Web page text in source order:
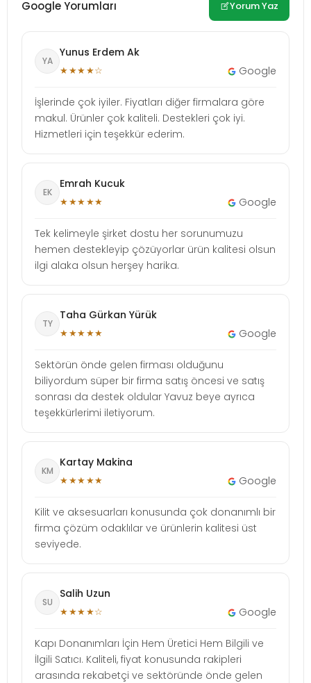
Google Yorumları Yorum Yaz
YA
Yunus Erdem Ak
★★★★☆ Google
İşlerinde çok iyiler. Fiyatları diğer firmalara göre
makul. Ürünler çok kaliteli. Destekleri çok iyi.
Hizmetleri için teşekkür ederim.
EK
Emrah Kucuk
★★★★★ Google
Tek kelimeyle şirket dostu her sorunumuzu
hemen destekleyip çözüyorlar ürün kalitesi olsun
ilgi alaka olsun herşey harika.
TY
Taha Gürkan Yürük
★★★★★ Google
Sektörün önde gelen firması olduğunu
biliyordum süper bir firma satış öncesi ve satış
sonrası da destek oldular Yavuz beye ayrıca
teşekkürlerimi iletiyorum.
KM
Kartay Makina
★★★★★ Google
Kilit ve aksesuarları konusunda çok donanımlı bir
firma çözüm odaklılar ve ürünlerin kalitesi üst
seviyede.
SU
Salih Uzun
★★★★☆ Google
Kapı Donanımları İçin Hem Üretici Hem Bilgili ve
İlgili Satıcı. Kaliteli, fiyat konusunda rakipleri
arasında rekabetçi ve sektöründe önde gelen